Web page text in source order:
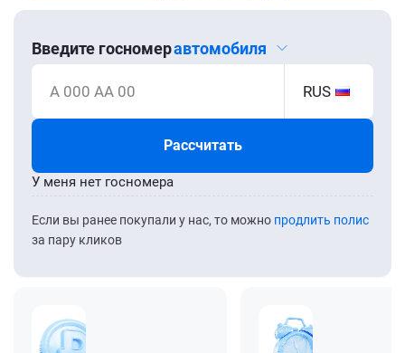
Введите госномеравтомобиля
А 000 АА 00 RUS
Рассчитать
Если вы ранее покупали у нас, то можно продлить полис
за пару кликов
У меня нет госномера